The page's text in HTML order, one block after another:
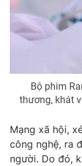
Bộ phim
thương, khát
Mạng xã hội,
công nghệ, ra
người. Do đó,